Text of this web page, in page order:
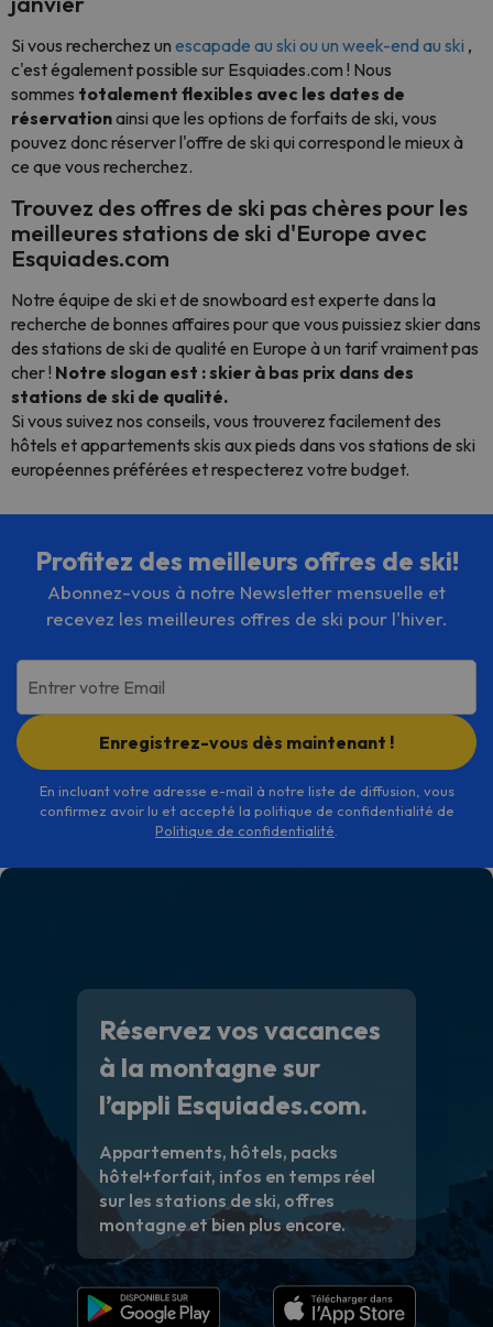
Si vous recherchez un escapade au ski ou un week-end au ski ,
c'est également possible sur Esquiades.com ! Nous
sommes totalement flexibles avec les dates de
réservationainsi que les options de forfaits de ski, vous
pouvez donc réserver l'offre de ski qui correspond le mieux à
ce que vous recherchez.
Trouvez des offres de ski pas chères pour les
meilleures stations de ski d'Europe avec
Esquiades.com
Notre équipe de ski et de snowboard est experte dans la
recherche de bonnes affaires pour que vous puissiez skier dans
des stations de ski de qualité en Europe à un tarif vraiment pas
cher ! Notre slogan est : skier à bas prix dans des
stations de ski de qualité.
Si vous suivez nos conseils, vous trouverez facilement des
hôtels et appartements skis aux pieds dans vos stations de ski
européennes préférées et respecterez votre budget.
Profitez des meilleurs offres de ski!
Abonnez-vous à notre Newsletter mensuelle et
recevez les meilleures offres de ski pour l'hiver.
Entrer votre Email
Enregistrez-vous dès maintenant !
En incluant votre adresse e-mail à notre liste de diffusion, vous
confirmez avoir lu et accepté la politique de confidentialité de
Politique de confidentialité
Réservez vos vacances
à la montagne sur
l’appli Esquiades.com.
Appartements, hôtels, packs
hôtel+forfait, infos en temps réel
sur les stations de ski, offres
montagne et bien plus encore.